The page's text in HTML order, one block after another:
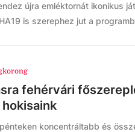
újra emléktornát ikonikus
is szerephez jut a
fehérvári
koncentráltabb és